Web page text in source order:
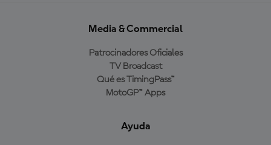
Media & Commercial
Patrocinadores Oficiales
TV Broadcast
Qué es TimingPass™
MotoGP™ Apps
Ayuda